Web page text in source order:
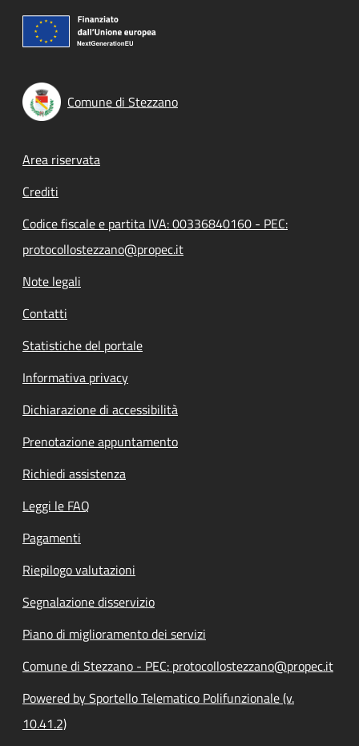
Comune di Stezzano
Footer menu
Area riservata
Crediti
Codice fiscale e partita IVA: 00336840160 - PEC:
protocollostezzano@propec.it
Note legali
Contatti
Statistiche del portale
Informativa privacy
Dichiarazione di accessibilità
Prenotazione appuntamento
Richiedi assistenza
Leggi le FAQ
Pagamenti
Riepilogo valutazioni
Segnalazione disservizio
Piano di miglioramento dei servizi
Comune di Stezzano - PEC: protocollostezzano@propec.it
Powered by Sportello Telematico Polifunzionale (v.
10.41.2)